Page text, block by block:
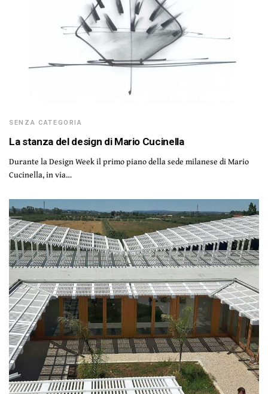
SENZA CATEGORIA
La stanza del design di Mario Cucinella
Durante la Design Week il primo piano della sede milanese di Mario
Cucinella, in via…